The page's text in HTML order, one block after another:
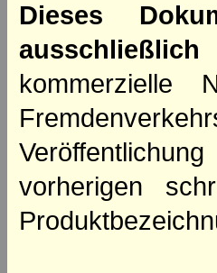
Dieses
kommerzielle
vorherigen